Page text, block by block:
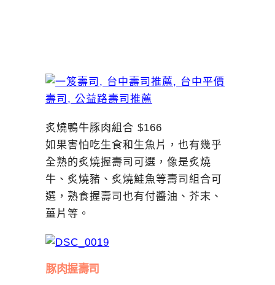
炙燒鴨牛豚肉組合 $166
如果害怕吃生食和生魚片，也有幾乎
全熟的炙燒握壽司可選，像是炙燒
牛、炙燒豬、炙燒鮭魚等壽司組合可
選，熟食握壽司也有付醬油、芥末、
薑片等。
豚肉握壽司